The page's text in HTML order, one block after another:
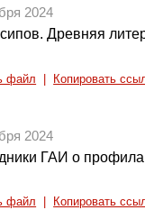
2024
Древняя
файл Копировать
2024
ГАИ о
файл Копировать